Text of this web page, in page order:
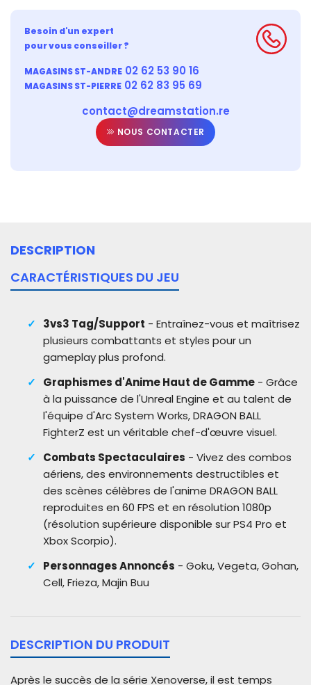
Besoin d'un expert
pour vous conseiller ?
MAGASINS ST-ANDRE 02 62 53 90 16
MAGASINS ST-PIERRE 02 62 83 95 69
contact@dreamstation.re
NOUS CONTACTER
DESCRIPTION
CARACTÉRISTIQUES DU JEU
3vs3 Tag/Support - Entraînez-vous et maîtrisez
plusieurs combattants et styles pour un
gameplay plus profond.
Graphismes d'Anime Haut de Gamme- Grâce
à la puissance de l'Unreal Engine et au talent de
l'équipe d'Arc System Works, DRAGON BALL
FighterZ est un véritable chef-d'œuvre visuel.
Combats Spectaculaires - Vivez des combos
aériens, des environnements destructibles et
des scènes célèbres de l'anime DRAGON BALL
reproduites en 60 FPS et en résolution 1080p
(résolution supérieure disponible sur PS4 Pro et
Xbox Scorpio).
Personnages Annoncés - Goku, Vegeta, Gohan,
Cell, Frieza, Majin Buu
DESCRIPTION DU PRODUIT
Après le succès de la série Xenoverse, il est temps